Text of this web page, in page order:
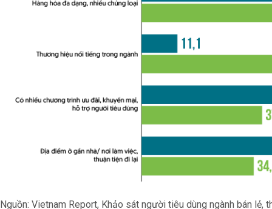
Nguồn: Vietnam Report, Khảo sát người tiêu dùng ngành bán lẻ,